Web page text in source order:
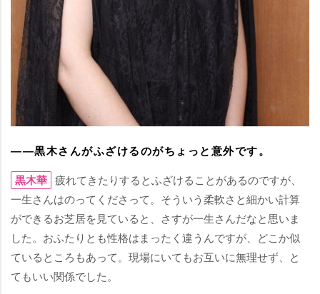
――黒木さんがふざけるのがちょっと意外です。
黒木華 疲れてきたりするとふざけることがあるのですが、
一生さんはのってくださって。そういう柔軟さと細かい計算
ができるお芝居を見ていると、さすが一生さんだなと思いま
した。おふたりとも性格はまったく違うんですが、どこか似
ているところもあって。現場にいてもお互いに無理せず、と
てもいい関係でした。